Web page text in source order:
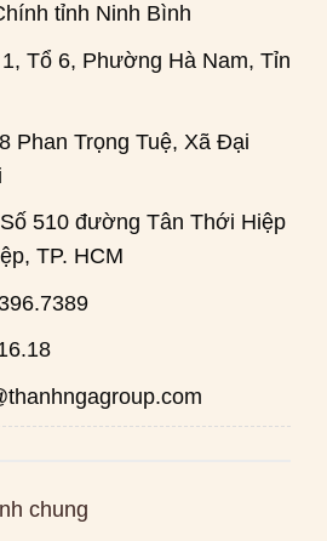
tỉnh Ninh Bình
Tổ 6, Phường Hà Nam, Tỉnh
Phan Trọng Tuệ, Xã Đại
Số 510 đường Tân Thới Hiệp
TP. HCM
chung